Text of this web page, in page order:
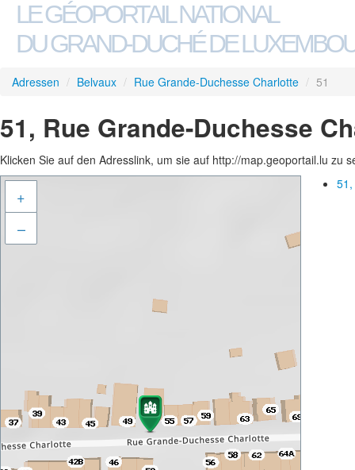
LE GÉOPORTAIL NATIONAL
DU GRAND-DUCHÉ DE
Adressen / Belvaux / Rue Grande-Duchesse Charlotte / 51
51, Rue Grande-Duchesse
Klicken Sie auf den Adresslink, um sie auf http://map.geoportail.lu zu
+
–